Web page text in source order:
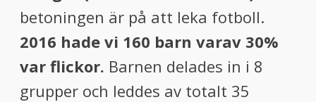
betoningen är på att leka fotboll.
2016 hade vi 160 barn varav 30%
var flickor. Barnen delades in i 8
grupper och leddes av totalt 35